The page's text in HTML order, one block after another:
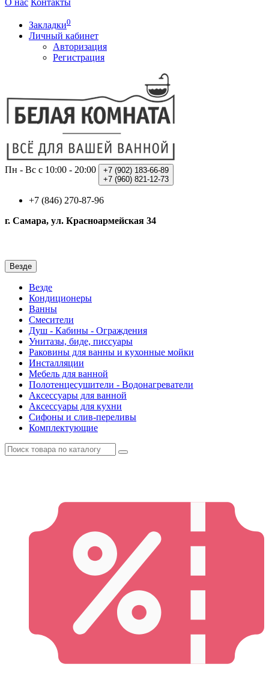
О нас Контакты
Закладки0
Личный кабинет
Авторизация
Регистрация
Пн - Вс с 10:00 - 20:00 +7 (902) 183-66-89
+7 (960) 821-12-73
+7 (846) 270-87-96
г. Самара, ул. Красноармейская 34
Везде
Везде
Кондиционеры
Ванны
Смесители
Душ - Кабины - Ограждения
Унитазы, биде, писсуары
Раковины для ванны и кухонные мойки
Инсталляции
Мебель для ванной
Полотенцесушители - Водонагреватели
Аксессуары для ванной
Аксессуары для кухни
Сифоны и слив-переливы
Комплектующие